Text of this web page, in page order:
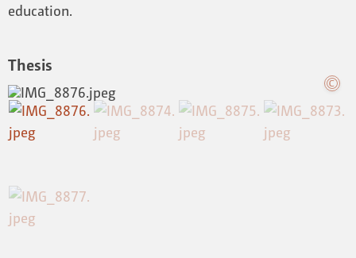
education.
Thesis